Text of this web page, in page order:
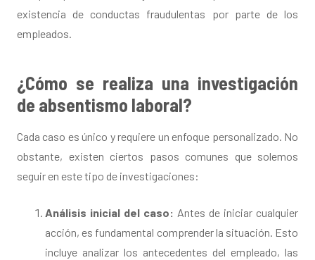
existencia de conductas fraudulentas por parte de los
empleados.
¿Cómo se realiza una investigación
de absentismo laboral?
Cada caso es único y requiere un enfoque personalizado. No
obstante, existen ciertos pasos comunes que solemos
seguir en este tipo de investigaciones:
Análisis inicial del caso: Antes de iniciar cualquier
acción, es fundamental comprender la situación. Esto
incluye analizar los antecedentes del empleado, las